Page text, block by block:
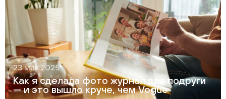
23 мая 2025
Как я сделала фото журнал для подруги
— и это вышло круче, чем Vogue